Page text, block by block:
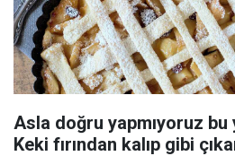
Asla doğru yapmıyoruz bu
Keki fırından kalıp gibi